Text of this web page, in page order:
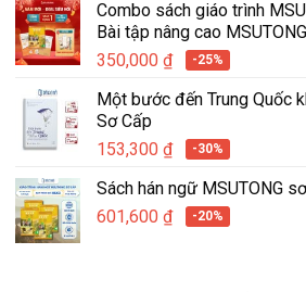
Combo sách giáo trình
Bài tập nâng cao
tập viết hán ngữ tích hợp
350,000 ₫ -25%
Một bước đến Trung Quốc
Sơ Cấp
153,300 ₫ -30%
Sách hán ngữ MSUTONG
601,600 ₫ -20%